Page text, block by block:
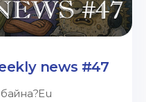
news #47